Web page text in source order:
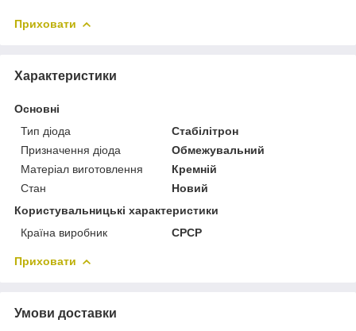
Приховати
Характеристики
Основні
Тип діода
Стабілітрон
Призначення діода
Обмежувальний
Матеріал виготовлення
Кремній
Стан
Новий
Користувальницькі характеристики
Країна виробник
СРСР
Приховати
Умови доставки